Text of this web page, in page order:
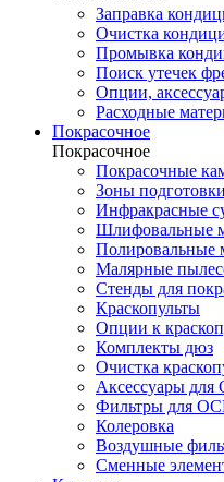
Заправка
Очистка
Промывка
Поиск утечек
Опции,
Расходные
Покрасочное
Покрасочное
Покрасочные
Зоны
Инфракрасные
Шлифовальные
Полировальные
Малярные
Стенды для
Краскопульты
Опции к
Комплекты дюз
Очистка
Аксессуары для
Фильтры для
Колеровка
Воздушные
Сменные